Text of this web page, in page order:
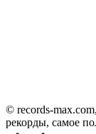
© records-
рекорды, самое